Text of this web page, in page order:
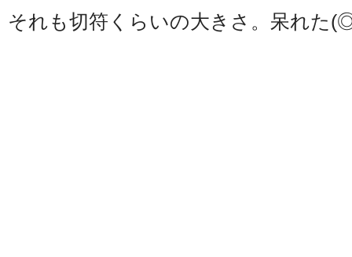
それも切符くらいの大きさ。呆れた